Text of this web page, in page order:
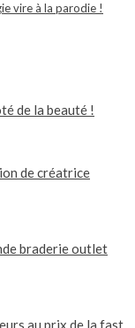
vire à la parodie !
de la beauté !
de créatrice
braderie outlet
au prix de la fast